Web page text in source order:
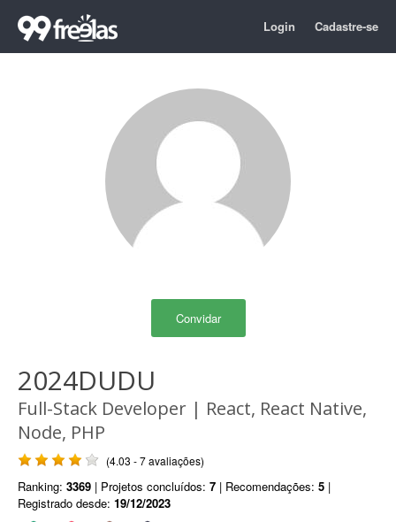
Login Cadastre-se
Convidar
2024DUDU
Full-Stack Developer | React, React Native,
Node, PHP
(4.03 - 7 avaliações)
Ranking: 3369 | Projetos concluídos: 7 | Recomendações: 5 |
Registrado desde: 19/12/2023